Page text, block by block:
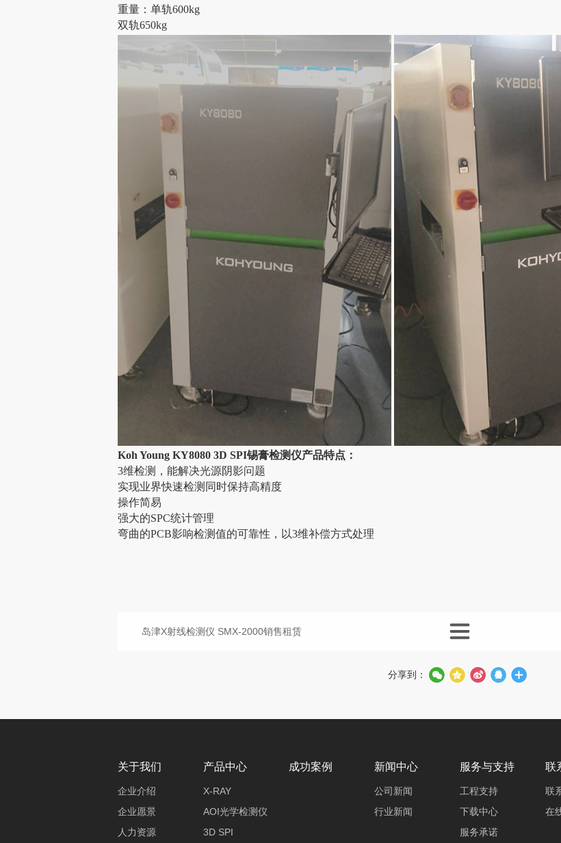
重量：单轨600kg
双轨650kg
Koh Young KY8080 3D SPI锡膏检测仪产品特点：
3维检测，能解决光源阴影问题
实现业界快速检测同时保持高精度
操作简易
强大的SPC统计管理
弯曲的PCB影响检测值的可靠性，以3维补偿方式处理
岛津X射线检测仪 SMX-2000销售租赁
分享到：
关于我们
企业介绍
企业愿景
人力资源
产品中心
X-RAY
AOI光学检测仪
3D SPI
成功案例 新闻中心
公司新闻
行业新闻
服务与支持
工程支持
下载中心
服务承诺
联
联
在